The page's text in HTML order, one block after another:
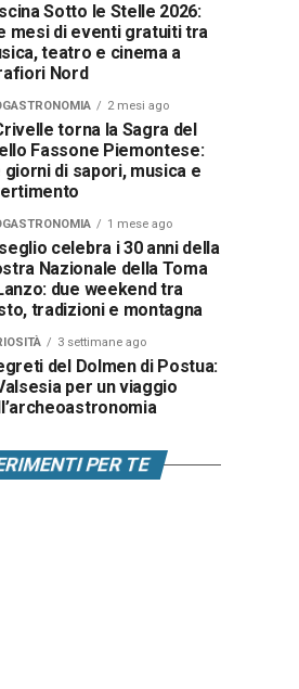
Sotto le Stelle 2026:
mesi di eventi gratuiti tra
teatro e cinema a
Nord
2 mesi ago
torna la Sagra del
Fassone Piemontese:
di sapori, musica e
1 mese ago
celebra i 30 anni della
Nazionale della Toma
due weekend tra
tradizioni e montagna
3 settimane ago
del Dolmen di Postua:
per un viaggio
PER TE